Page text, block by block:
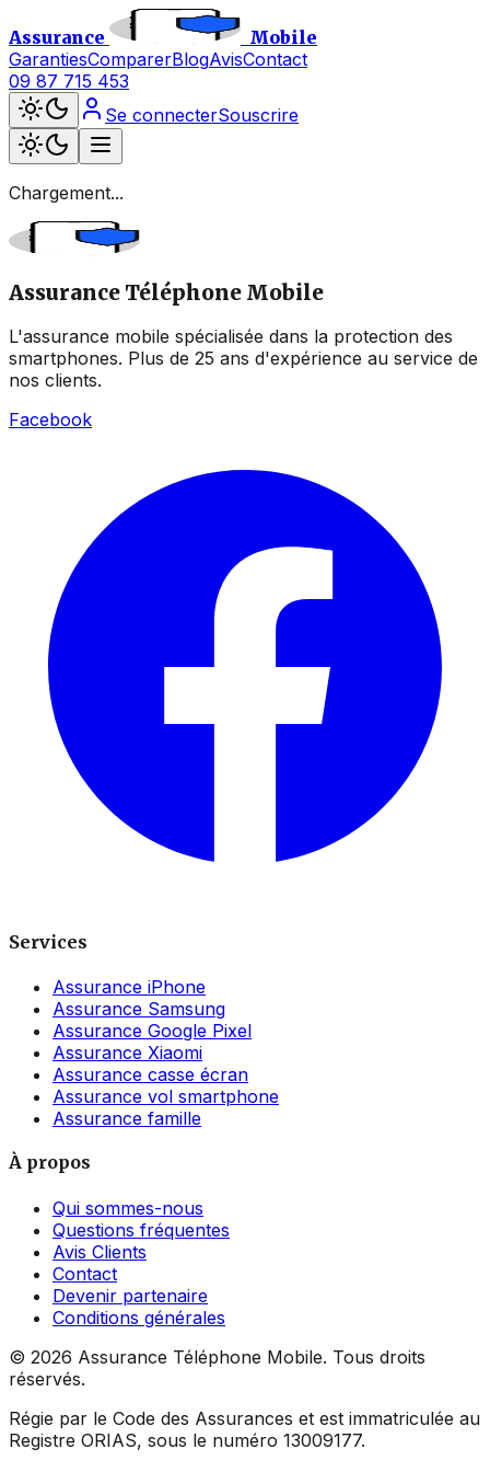
Assurance
Mobile
GarantiesComparerBlogAvisContact
09 87 715 453
Se connecterSouscrire
Chargement...
Assurance Téléphone Mobile
L'assurance mobile spécialisée dans la protection des
smartphones. Plus de 25 ans d'expérience au service de
nos clients.
Facebook
Services
Assurance iPhone
Assurance Samsung
Assurance Google Pixel
Assurance Xiaomi
Assurance casse écran
Assurance vol smartphone
Assurance famille
À propos
Qui sommes-nous
Questions fréquentes
Avis Clients
Contact
Devenir partenaire
Conditions générales
© 2026 Assurance Téléphone Mobile. Tous droits
réservés.
Régie par le Code des Assurances et est immatriculée au
Registre ORIAS, sous le numéro 13009177.